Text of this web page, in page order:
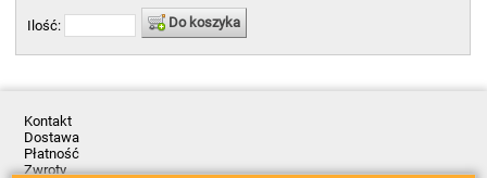
Ilość: Do koszyka
Kontakt
Dostawa
Płatność
Zwroty